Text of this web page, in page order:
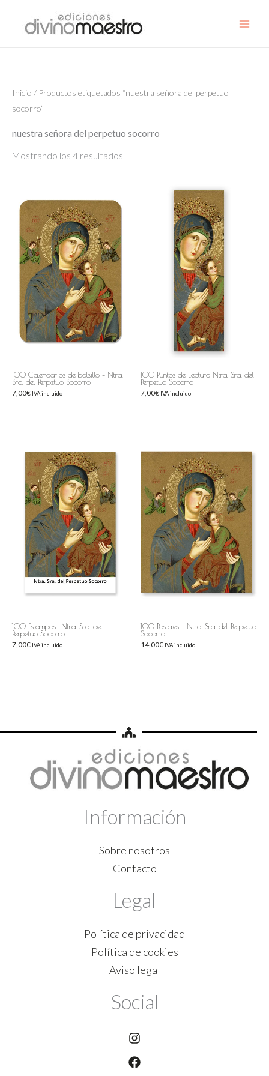
Inicio / Productos etiquetados “nuestra señora del perpetuo
socorro”
nuestra señora del perpetuo socorro
Mostrando los 4 resultados
100 Calendarios de bolsillo – Ntra.
Sra. del Perpetuo Socorro
7,00€ IVA incluido
100 Puntos de Lectura Ntra. Sra. del
Perpetuo Socorro
7,00€ IVA incluido
100 Estampas- Ntra. Sra. del
Perpetuo Socorro
7,00€ IVA incluido
100 Postales – Ntra. Sra. del Perpetuo
Socorro
14,00€ IVA incluido
Información
Sobre nosotros
Contacto
Legal
Política de privacidad
Política de cookies
Aviso legal
Social
Instagram
Facebook